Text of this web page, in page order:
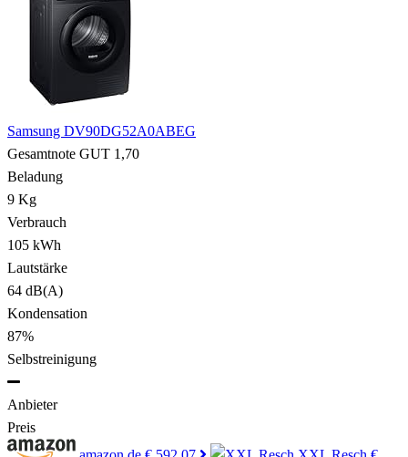
Samsung DV90DG52A0ABEG
Gesamtnote GUT 1,70
Beladung
9 Kg
Verbrauch
105 kWh
Lautstärke
64 dB(A)
Kondensation
87%
Selbstreinigung
Anbieter
Preis